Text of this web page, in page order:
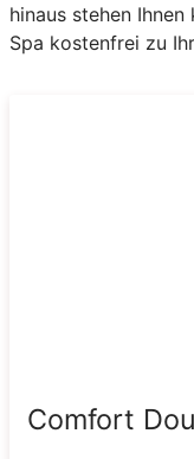
hinaus stehen
Spa kostenfrei zu
Comfort